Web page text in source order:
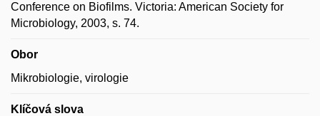
Conference on Biofilms. Victoria: American Society for
Microbiology, 2003, s. 74.
Obor
Mikrobiologie, virologie
Klíčová slova